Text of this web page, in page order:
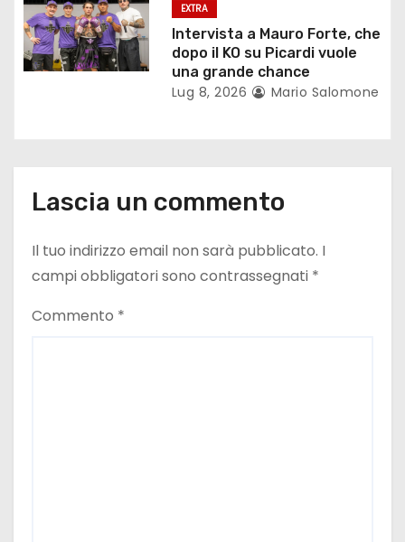
l
i
EXTRA
Intervista a Mauro Forte, che
dopo il KO su Picardi vuole
una grande chance
Lug 8, 2026 Mario Salomone
Lascia un commento
Il tuo indirizzo email non sarà pubblicato. I
campi obbligatori sono contrassegnati *
Commento *